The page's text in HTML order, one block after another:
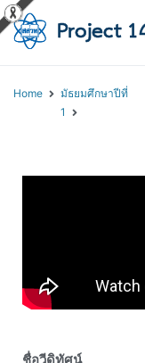
Home
มัธยมศึกษาปีที่
1